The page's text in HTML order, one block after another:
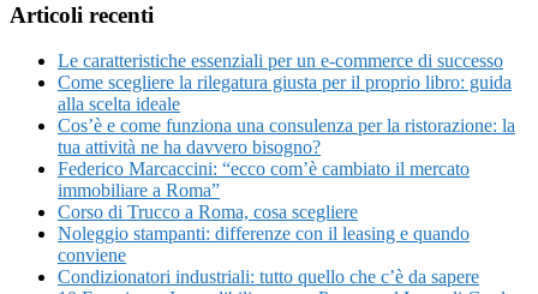
Articoli recenti
Le caratteristiche essenziali per un e-commerce di successo
Come scegliere la rilegatura giusta per il proprio libro: guida
alla scelta ideale
Cos’è e come funziona una consulenza per la ristorazione: la
tua attività ne ha davvero bisogno?
Federico Marcaccini: “ecco com’è cambiato il mercato
immobiliare a Roma”
Corso di Trucco a Roma, cosa scegliere
Noleggio stampanti: differenze con il leasing e quando
conviene
Condizionatori industriali: tutto quello che c’è da sapere